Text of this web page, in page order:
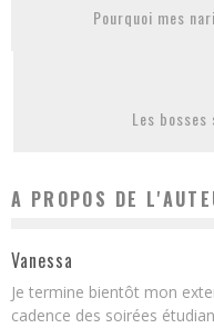
Pourquoi mes
Les bosses
A PROPOS DE
Vanessa
Je termine bientôt mon
cadence des soirées